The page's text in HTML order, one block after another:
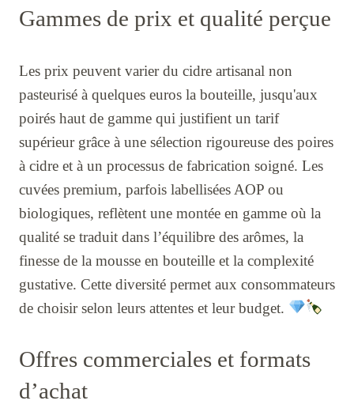
Gammes de prix et qualité perçue
Les prix peuvent varier du cidre artisanal non
pasteurisé à quelques euros la bouteille, jusqu'aux
poirés haut de gamme qui justifient un tarif
supérieur grâce à une sélection rigoureuse des poires
à cidre et à un processus de fabrication soigné. Les
cuvées premium, parfois labellisées AOP ou
biologiques, reflètent une montée en gamme où la
qualité se traduit dans l’équilibre des arômes, la
finesse de la mousse en bouteille et la complexité
gustative. Cette diversité permet aux consommateurs
de choisir selon leurs attentes et leur budget.
Offres commerciales et formats
d’achat